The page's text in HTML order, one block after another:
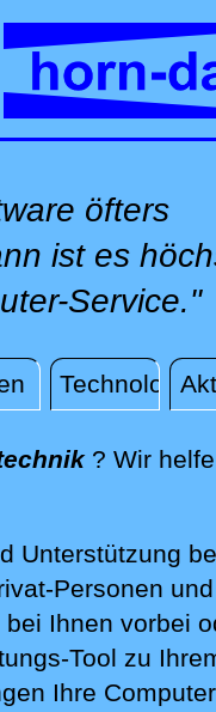
öfters
ist es
Service."
Technologie
? Wir
Ihrem Standort,
Unterstützung
Personen und
Ihnen vorbei
Tool zu
Ihre